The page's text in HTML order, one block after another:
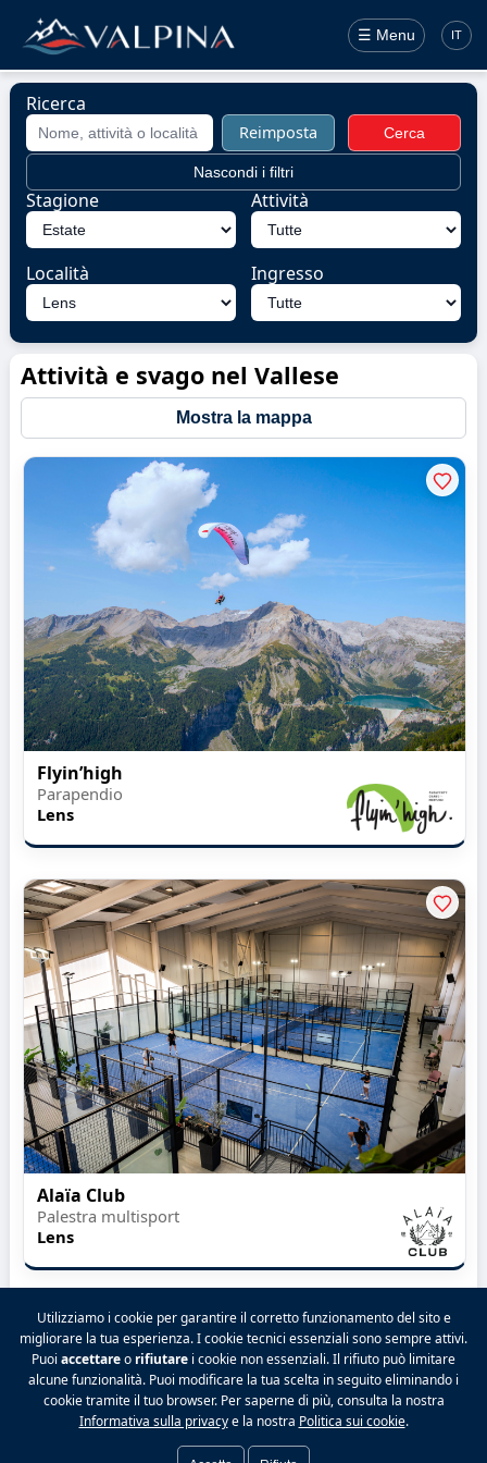
☰ Menu IT
Ricerca
Reimposta Cerca
Nascondi i filtri
Stagione Attività
Località Ingresso
Attività e svago nel Vallese
Mostra la mappa
Flyin’high
Parapendio
Lens
Alaïa Club
Palestra multisport
Lens
2026 VALPINA® Tutti i diritti riservati.
Politica sulla riservatezza|Condizioni generali|
Note legali|Contatto|Tariffe|Facebook
Preferenze cookie|Accedi
Utilizziamo i cookie per garantire il corretto funzionamento del sito e
migliorare la tua esperienza. I cookie tecnici essenziali sono sempre attivi.
Puoi accettareo rifiutare i cookie non essenziali. Il rifiuto può limitare
alcune funzionalità. Puoi modificare la tua scelta in seguito eliminando i
cookie tramite il tuo browser. Per saperne di più, consulta la nostra
Informativa sulla privacye la nostra Politica sui cookie.